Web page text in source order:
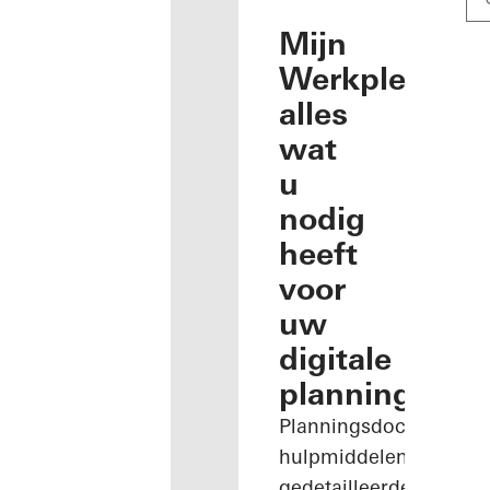
Mijn
Werkplek:
alles
wat
u
nodig
heeft
voor
uw
digitale
planning
hulpmiddelen,